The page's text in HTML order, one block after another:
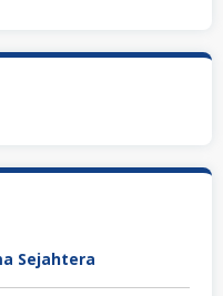
Sejahtera